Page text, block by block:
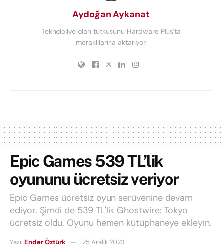
Aydoğan Aykanat
Teknolojiye olan tutkusunu Hardware Plus'ta
meraklılarına aktarıyor.
Epic Games 539 TL’lik
oyununu ücretsiz veriyor
Epic Games ücretsiz oyun serüvenine devam
ediyor. Şimdi de 539 TL'lik Ghostwire: Tokyo
ücretsiz oldu. Oyunu hemen kütüphaneye ekleyin.
Yazı: Ender Öztürk
25 Aralık 2023